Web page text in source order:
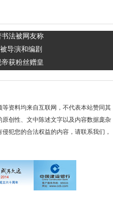
法被网友称
导演和编剧
获粉丝赠皇
资料均来自互联网，不代表本站赞同其
创性、文中陈述文字以及内容数据庞杂
犯您的合法权益的内容，请联系我们，